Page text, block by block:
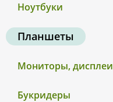
Ноутбуки
Планшеты
Мониторы, дисплеи
Букридеры